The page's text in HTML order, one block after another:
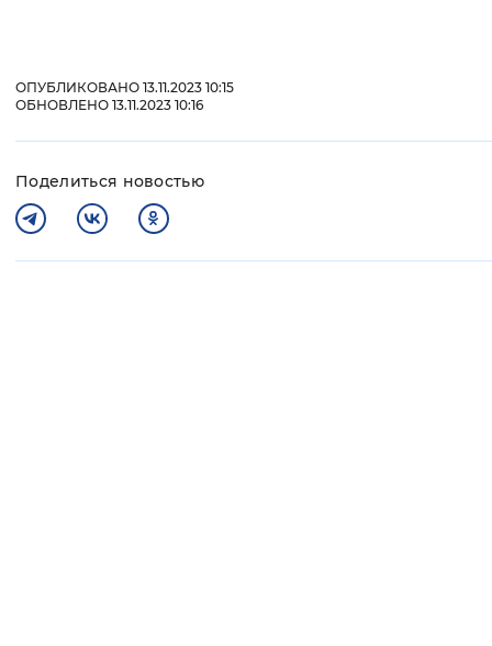
ОПУБЛИКОВАНО 13.11.2023 10:15
ОБНОВЛЕНО 13.11.2023 10:16
Поделиться новостью